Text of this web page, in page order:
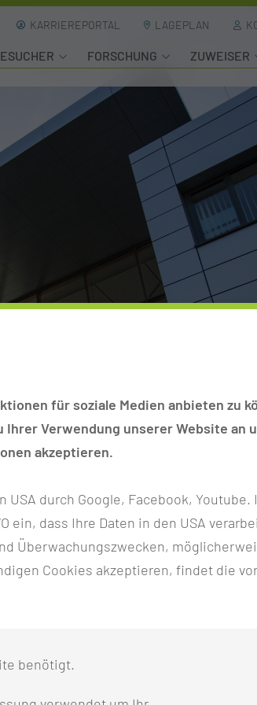
KARRIEREPORTAL LAGEPLAN
FORSCHUNG ZUWEISER
et al., 2021) verfolgt die Initiative
Projektschulen im Schuljahr
Gesundheitskompetenzen
in Bereichen wie z. B.
psychische
für soziale Medien anbieten zu
Verwendung unserer Website an
akzeptieren.
durch Google, Facebook, Youtube.
ein, dass Ihre Daten in den USA
Überwachungszwecken,
Cookies akzeptieren, findet die
benötigt.